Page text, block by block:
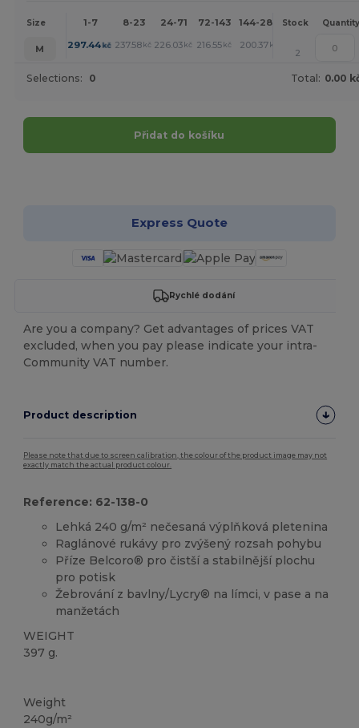
Size 1-7 8-23 24-71 72-143 144-287 288 + More
Stock Quantity
M 297.44kč 237.58 kč 226.03 kč 216.55 kč 200.37 kč +
2
Selections: 0 Total: 0.00
Přidat do košíku
Express Quote
Rychlé dodání
Are you a company? Get advantages of prices VAT
excluded, when you pay please indicate your intra-
Community VAT number.
Product description
Please note that due to screen calibration, the colour of the product image may not
exactly match the actual product colour.
Reference: 62-138-0
Lehká 240 g/m² nečesaná výplňková pletenina
Raglánové rukávy pro zvýšený rozsah pohybu
Příze Belcoro® pro čistší a stabilnější plochu
pro potisk
Žebrování z bavlny/Lycry® na límci, v pase a na
manžetách
WEIGHT
397 g.
Weight
240g/m²